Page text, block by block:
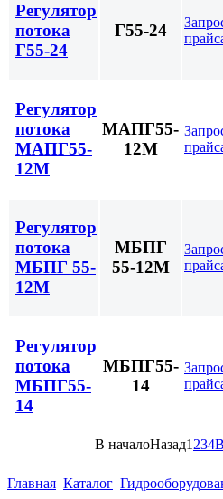
Регулятор
потока
Г55-24
Г55-24
Регулятор
потока
МАПГ55-
12М
МАПГ55-
12М
Регулятор
потока
МБПГ 55-
12М
МБПГ
55-12М
Регулятор
потока
МБПГ55-
14
МБПГ55-
14
В началоНазад1 234
Главная Каталог